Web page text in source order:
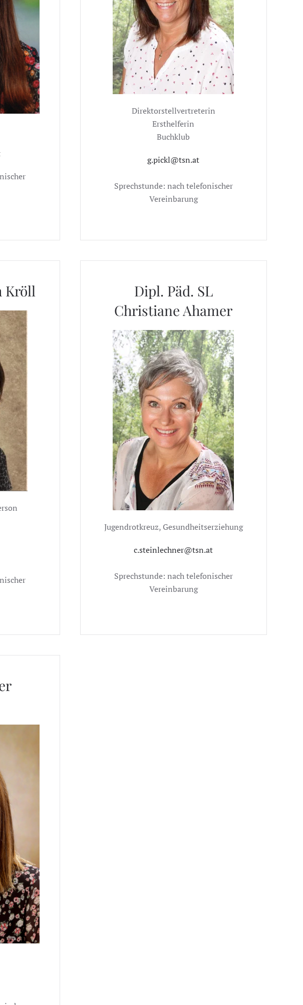
Direktorstellvertreterin
Ersthelferin
Buchklub
g.pickl@tsn.at
Sprechstunde: nach telefonischer
Vereinbarung
Kröll
Dipl. Päd. SL
Christiane Ahamer
Jugendrotkreuz, Gesundheitserziehung
c.steinlechner@tsn.at
Sprechstunde: nach telefonischer
Vereinbarung